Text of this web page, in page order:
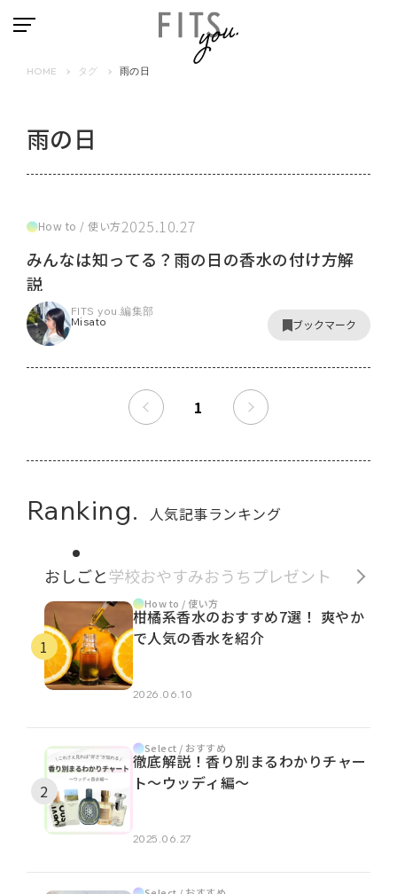
HOME タグ 雨の日
雨の日
How to / 使い方2025.10.27
みんなは知ってる？雨の日の香水の付け方解
説
FITS you.編集部
Misato
ブックマーク
1
Ranking. 人気記事ランキング
おしごと学校おやすみおうち プレゼント
How to / 使い方
柑橘系香水のおすすめ7選！ 爽やか
で人気の香水を紹介
2026.06.10
Select / おすすめ
徹底解説！香り別まるわかりチャー
ト～ウッディ編～
2025.06.27